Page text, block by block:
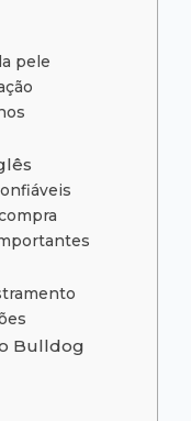
pele
Bulldog